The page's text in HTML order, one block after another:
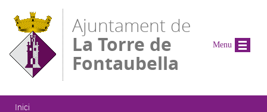
Ajuntament de
La Torre de
Fontaubella
Esteu aquí
Inici
Menu